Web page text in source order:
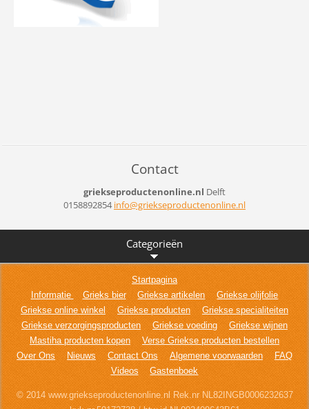
Contact
griekseproductenonline.nl Delft
0158892854info@griekseproductenonline.nl
Categorieën
Startpagina
Informatie
Grieks bier Griekse artikelen
Griekse olijfolie
Griekse online winkel
Griekse producten
Griekse specialiteiten
Griekse verzorgingsproducten
Griekse voeding
Griekse wijnen
Mastiha producten kopen
Verse Griekse producten bestellen
Over Ons
Nieuws Contact Ons Algemene voorwaarden
FAQ
Videos
Gastenboek
© 2014 www.griekseproductenonline.nl Rek.nr NL82INGB0006232637